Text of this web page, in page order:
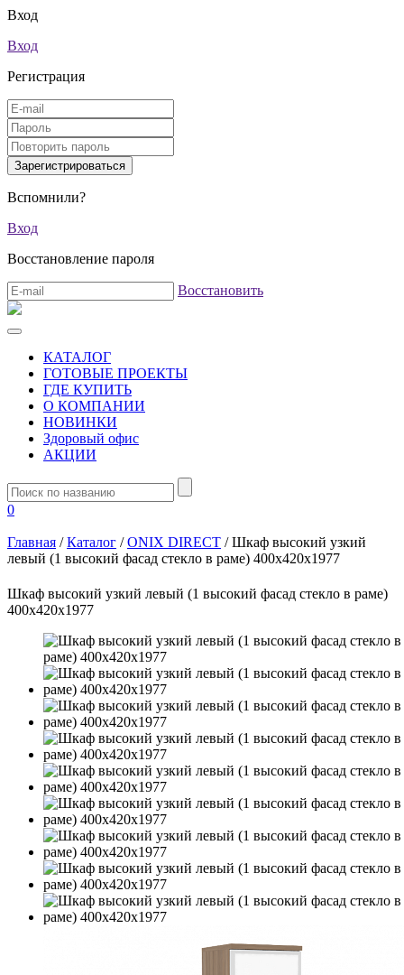
Вход
Вход
Регистрация
Вспомнили?
Вход
Восстановление пароля
Восстановить
КАТАЛОГ
ГОТОВЫЕ ПРОЕКТЫ
ГДЕ КУПИТЬ
О КОМПАНИИ
НОВИНКИ
Здоровый офис
АКЦИИ
0
Главная / Каталог / ONIX DIRECT / Шкаф высокий узкий
левый (1 высокий фасад стекло в раме) 400х420х1977
Шкаф высокий узкий левый (1 высокий фасад стекло в раме)
400х420х1977